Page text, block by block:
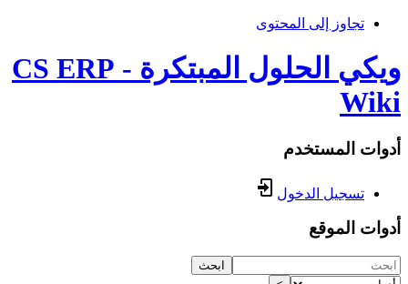
تجاوز إلى المحتوى
ويكي الحلول المبتكرة - CS ERP
Wiki
أدوات المستخدم
تسجيل الدخول
أدوات الموقع
ابحث